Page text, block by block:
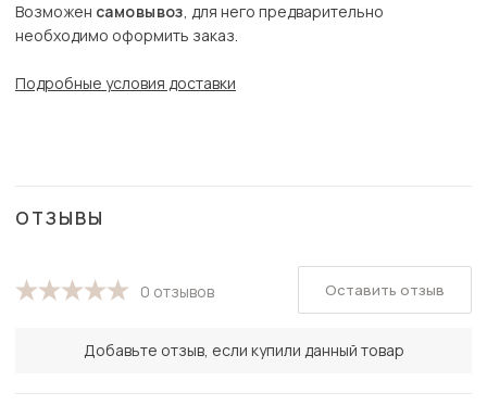
Возможен самовывоз, для него предварительно
необходимо оформить заказ.
Подробные условия доставки
ОТЗЫВЫ
0 отзывов
Добавьте отзыв, если купили данный товар
Оставить отзыв